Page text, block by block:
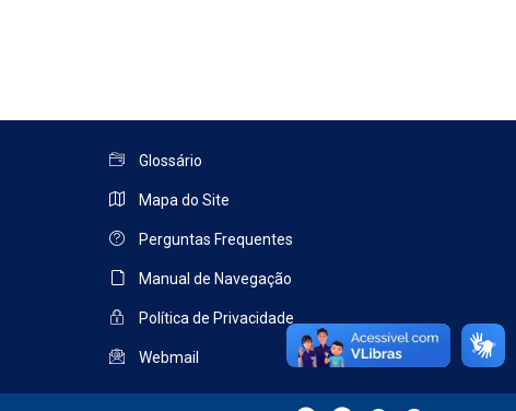
Glossário
Mapa do Site
Perguntas Frequentes
Manual de Navegação
Política de Privacidade
Webmail